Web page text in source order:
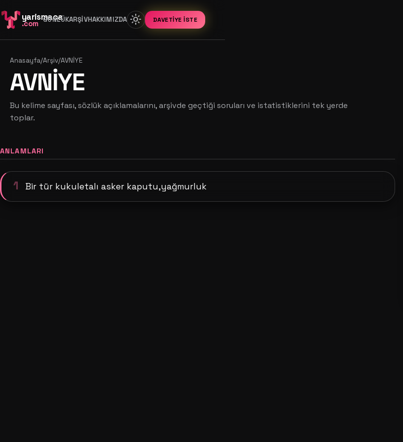
yarismaca
.com GÜNLÜKARŞIVHAKKIMIZDA light_mode DAVETIYE İSTE
Anasayfa/Arşiv/AVNİYE
AVNİYE
Bu kelime sayfası, sözlük açıklamalarını, arşivde geçtiği soruları ve istatistiklerini tek yerde
toplar.
ANLAMLARI
1 Bir tür kukuletalı asker kaputu,yağmurluk